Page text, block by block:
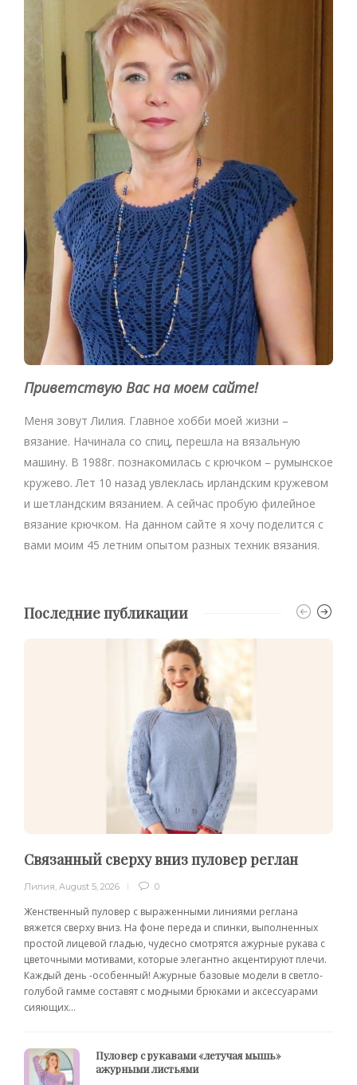
Приветствую Вас на моем сайте!
Меня зовут Лилия. Главное хобби моей жизни –
вязание. Начинала со спиц, перешла на вязальную
машину. В 1988г. познакомилась с крючком – румынское
кружево. Лет 10 назад увлеклась ирландским кружевом
и шетландским вязанием. А сейчас пробую филейное
вязание крючком. На данном сайте я хочу поделится с
вами моим 45 летним опытом разных техник вязания.
Последние публикации
Связанный сверху вниз пуловер реглан
Лилия, August 5, 2026 0
Женственный пуловер с выраженными линиями реглана
вяжется сверху вниз. На фоне переда и спинки, выполненных
простой лицевой гладью, чудесно смотрятся ажурные рукава с
цветочными мотивами, которые элегантно акцентируют плечи.
Каждый день -особенный! Ажурные базовые модели в светло-
голубой гамме составят с модными брюками и аксессуарами
сияющих...
Пуловер с рукавами «летучая мышь»
ажурными листьями